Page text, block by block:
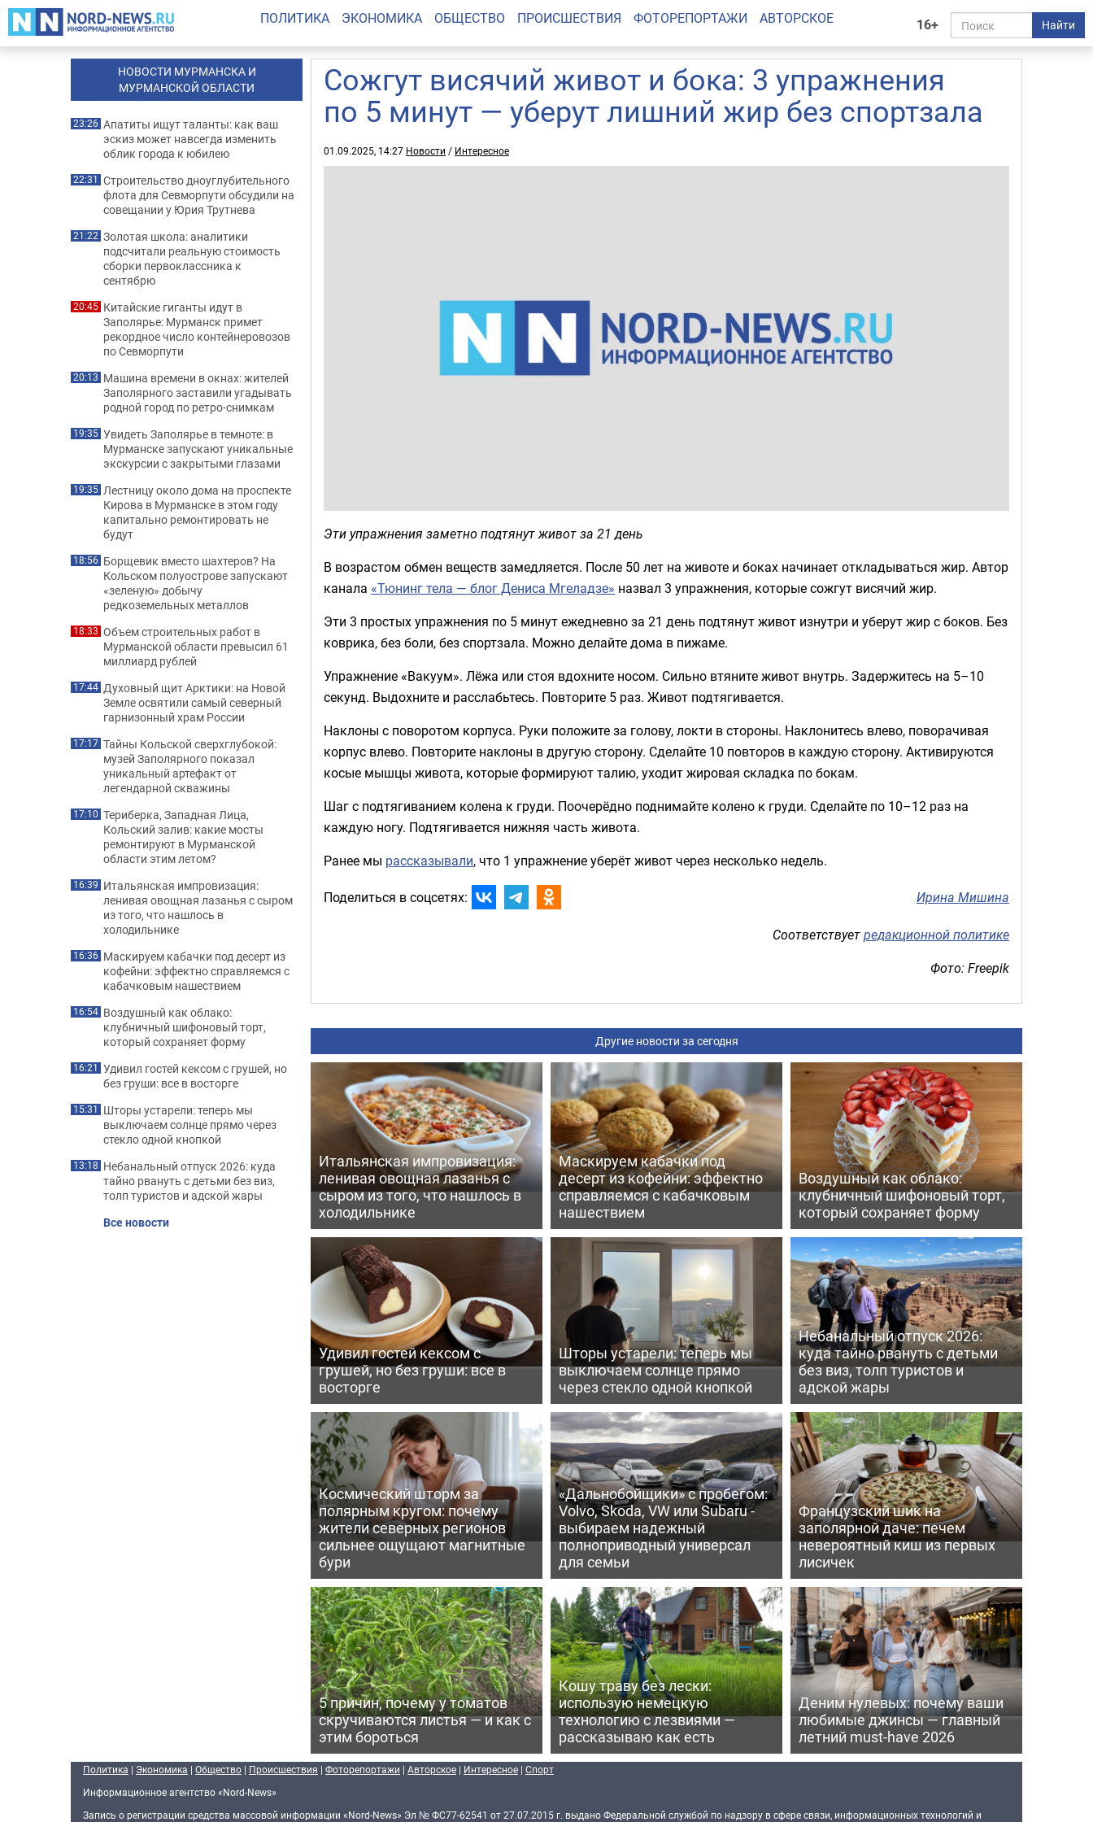
16+ Найти
ПОЛИТИКА ЭКОНОМИКА ОБЩЕСТВО ПРОИСШЕСТВИЯ ФОТОРЕПОРТАЖИ АВТОРСКОЕ
Сожгут висячий живот и бока: 3 упражнения
по 5 минут — уберут лишний жир без спортзала
01.09.2025, 14:27 Новости / Интересное
Эти упражнения заметно подтянут живот за 21 день
В возрастом обмен веществ замедляется. После 50 лет на животе и боках начинает откладываться жир. Автор
канала «Тюнинг тела — блог Дениса Мгеладзе» назвал 3 упражнения, которые сожгут висячий жир.
Эти 3 простых упражнения по 5 минут ежедневно за 21 день подтянут живот изнутри и уберут жир с боков. Без
коврика, без боли, без спортзала. Можно делайте дома в пижаме.
Упражнение «Вакуум». Лёжа или стоя вдохните носом. Сильно втяните живот внутрь. Задержитесь на 5–10
секунд. Выдохните и расслабьтесь. Повторите 5 раз. Живот подтягивается.
Наклоны с поворотом корпуса. Руки положите за голову, локти в стороны. Наклонитесь влево, поворачивая
корпус влево. Повторите наклоны в другую сторону. Сделайте 10 повторов в каждую сторону. Активируются
косые мышцы живота, которые формируют талию, уходит жировая складка по бокам.
Шаг с подтягиванием колена к груди. Поочерёдно поднимайте колено к груди. Сделайте по 10–12 раз на
каждую ногу. Подтягивается нижняя часть живота.
Ранее мы рассказывали, что 1 упражнение уберёт живот через несколько недель.
Поделиться в соцсетях: Ирина Мишина
Соответствуетредакционной политике
Фото: Freepik
Другие новости за сегодня
Итальянская импровизация:
ленивая овощная лазанья с
сыром из того, что нашлось в
холодильнике
Маскируем кабачки под
десерт из кофейни: эффектно
справляемся с кабачковым
нашествием
Воздушный как облако:
клубничный шифоновый торт,
который сохраняет форму
Удивил гостей кексом с
грушей, но без груши: все в
восторге
Шторы устарели: теперь мы
выключаем солнце прямо
через стекло одной кнопкой
Небанальный отпуск 2026:
куда тайно рвануть с детьми
без виз, толп туристов и
адской жары
Космический шторм за
полярным кругом: почему
жители северных регионов
сильнее ощущают магнитные
бури
«Дальнобойщики» с пробегом:
Volvo, Skoda, VW или Subaru -
выбираем надежный
полноприводный универсал
для семьи
Французский шик на
заполярной даче: печем
невероятный киш из первых
лисичек
5 причин, почему у томатов
скручиваются листья — и как с
этим бороться
Кошу траву без лески:
использую немецкую
технологию с лезвиями —
рассказываю как есть
Деним нулевых: почему ваши
любимые джинсы — главный
летний must-have 2026
НОВОСТИ МУРМАНСКА И
МУРМАНСКОЙ ОБЛАСТИ
23:26 Апатиты ищут таланты: как ваш
эскиз может навсегда изменить
облик города к юбилею
22:31 Строительство дноуглубительного
флота для Севморпути обсудили на
совещании у Юрия Трутнева
21:22 Золотая школа: аналитики
подсчитали реальную стоимость
сборки первоклассника к
сентябрю
20:45 Китайские гиганты идут в
Заполярье: Мурманск примет
рекордное число контейнеровозов
по Севморпути
20:13 Машина времени в окнах: жителей
Заполярного заставили угадывать
родной город по ретро-снимкам
19:35 Увидеть Заполярье в темноте: в
Мурманске запускают уникальные
экскурсии с закрытыми глазами
19:35 Лестницу около дома на проспекте
Кирова в Мурманске в этом году
капитально ремонтировать не
будут
18:56 Борщевик вместо шахтеров? На
Кольском полуострове запускают
«зеленую» добычу
редкоземельных металлов
18:33 Объем строительных работ в
Мурманской области превысил 61
миллиард рублей
17:44 Духовный щит Арктики: на Новой
Земле освятили самый северный
гарнизонный храм России
17:17 Тайны Кольской сверхглубокой:
музей Заполярного показал
уникальный артефакт от
легендарной скважины
17:10 Териберка, Западная Лица,
Кольский залив: какие мосты
ремонтируют в Мурманской
области этим летом?
16:39 Итальянская импровизация:
ленивая овощная лазанья с сыром
из того, что нашлось в
холодильнике
16:36 Маскируем кабачки под десерт из
кофейни: эффектно справляемся с
кабачковым нашествием
16:54 Воздушный как облако:
клубничный шифоновый торт,
который сохраняет форму
16:21 Удивил гостей кексом с грушей, но
без груши: все в восторге
15:31 Шторы устарели: теперь мы
выключаем солнце прямо через
стекло одной кнопкой
13:18 Небанальный отпуск 2026: куда
тайно рвануть с детьми без виз,
толп туристов и адской жары
Все новости
Политика | Экономика | Общество | Происшествия | Фоторепортажи | Авторское | Интересное | Спорт
Информационное агентство «Nord-News»
Запись о регистрации средства массовой информации «Nord-News» Эл № ФС77-62541 от 27.07.2015 г. выдано Федеральной службой по надзору в сфере связи, информационных технологий и